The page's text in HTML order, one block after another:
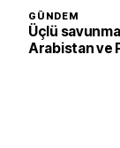
GÜNDEM
Üçlü
Arabistan ve